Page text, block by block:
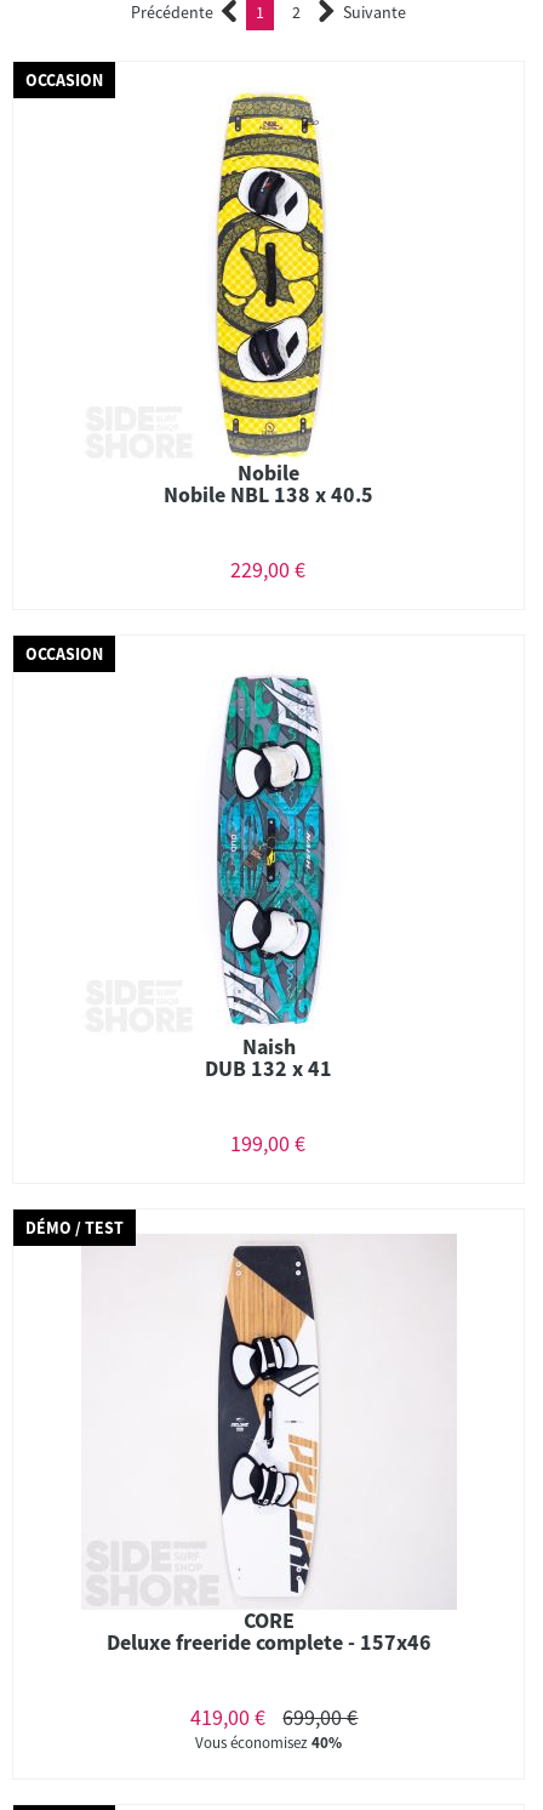
Précédente 1 (current)
2 Suivante
OCCASION
Nobile
Nobile NBL 138 x 40.5
229,00 €
OCCASION
Naish
DUB 132 x 41
199,00 €
DÉMO / TEST
CORE
Deluxe freeride complete - 157x46
419,00 € 699,00 €
Vous économisez40%